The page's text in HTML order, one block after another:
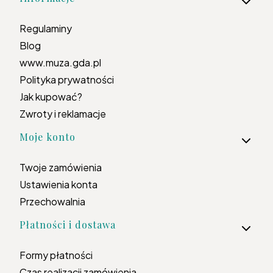
Regulaminy
Blog
www.muza.gda.pl
Polityka prywatności
Jak kupować?
Zwroty i reklamacje
Moje konto
Twoje zamówienia
Ustawienia konta
Przechowalnia
Płatności i dostawa
Formy płatności